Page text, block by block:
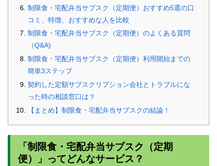
制限食・宅配弁当サブスク（定期便）おすすめ5選の口
コミ、特徴、おすすめな人を比較
制限食・宅配弁当サブスク（定期便）のよくある質問
（Q&A)
制限食・宅配弁当サブスク（定期便）利用開始までの
簡単3ステップ
契約した定額サブスクリプション会社とトラブルにな
った時の相談窓口は？
【まとめ】制限食・宅配弁当サブスクの結論！
「制限食・宅配弁当サブスク（定期
便）」ってどんなサービス？